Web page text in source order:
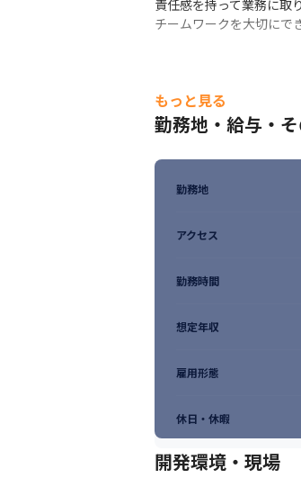
責任感を持って業務に取
チームワークを大切にで
もっと見る
勤務地・給与・
勤務地
アクセス
勤務時間
想定年収
雇用形態
休日・休暇
開発環境・現場